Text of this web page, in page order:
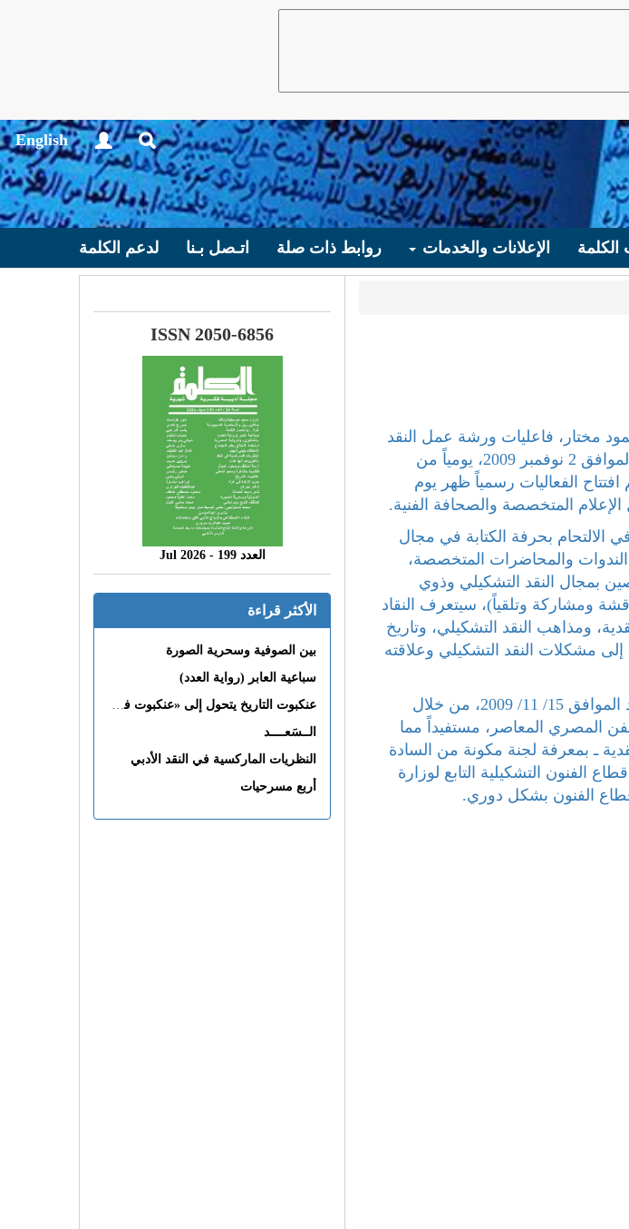
English
الإعلانات والخدمات روابط ذات صلة اتـصل بـنا لدعم الكلمة
مختار، فاعليات ورشة عمل النقد
التشكيلي، خلال الفترة ما بين الأربعاء 21 أكتوبر الجاري وحتى يوم الإثنين الموافق 2 نوفمبر 2009، يومياً من
الفعاليات رسمياً ظهر يوم
الالتحام بحرفة الكتابة في مجال
والمحاضرات المتخصصة،
بمجال النقد التشكيلي وذوي
ومشاركة وتلقياً)، سيتعرف النقاد
ومذاهب النقد التشكيلي، وتاريخ
إلى مشكلات النقد التشكيلي وعلاقته
هذا وسوف يتم تقييم جهود المشاركين، خلال جلسة ختامية تنعقد يوم الأحد الموافق 15/ 11/ 2009، من خلال
المصري المعاصر، مستفيداً مما
ـ بمعرفة لجنة مكونة من السادة
الفنون التشكيلية التابع لوزارة
قطاع الفنون بشكل دوري.
ISSN 2050-6856
العدد 199 - 2026 Jul
الأكثر قراءة
بين الصوفية وسحرية الصورة
سباعية العابر (رواية العدد)
عنكبوت التاريخ يتحول إلى «عنكبوت فى القلب»
الــسَعــــد
النظريات الماركسية في النقد الأدبي
أربع مسرحيات